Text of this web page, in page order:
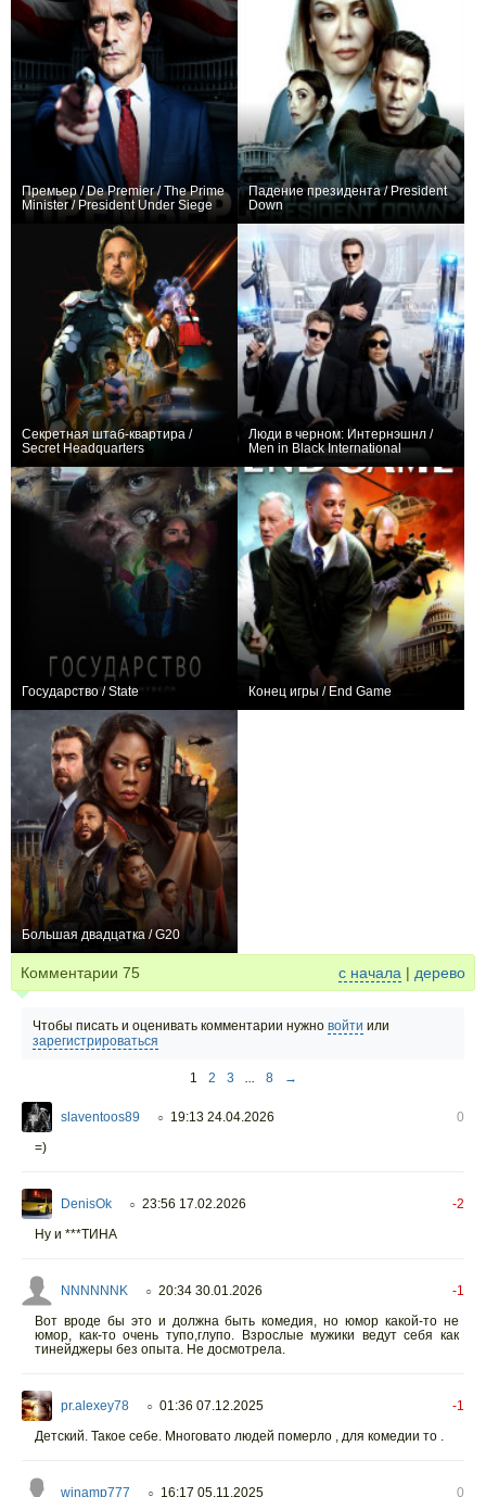
Премьер / De Premier / The Prime
Minister / President Under Siege
Падение президента / President
Down
Секретная штаб-квартира /
Secret Headquarters
Люди в черном: Интернэшнл /
Men in Black International
Государство / State Конец игры / End Game
Большая двадцатка / G20
Комментарии 75 с начала | дерево
Чтобы писать и оценивать комментарии нужно войти или
зарегистрироваться
1 2 3 ... 8 →
slaventoos89 ○ 19:13 24.04.2026
0
=)
DenisOk ○ 23:56 17.02.2026
-2
Ну и ***ТИНА
NNNNNNK ○ 20:34 30.01.2026
-1
Вот вроде бы это и должна быть комедия, но юмор какой-то не
юмор, как-то очень тупо,глупо. Взрослые мужики ведут себя как
тинейджеры без опыта. Не досмотрела.
pr.alexey78 ○ 01:36 07.12.2025
-1
Детский. Такое себе. Многовато людей померло , для комедии то .
winamp777 ○ 16:17 05.11.2025 0